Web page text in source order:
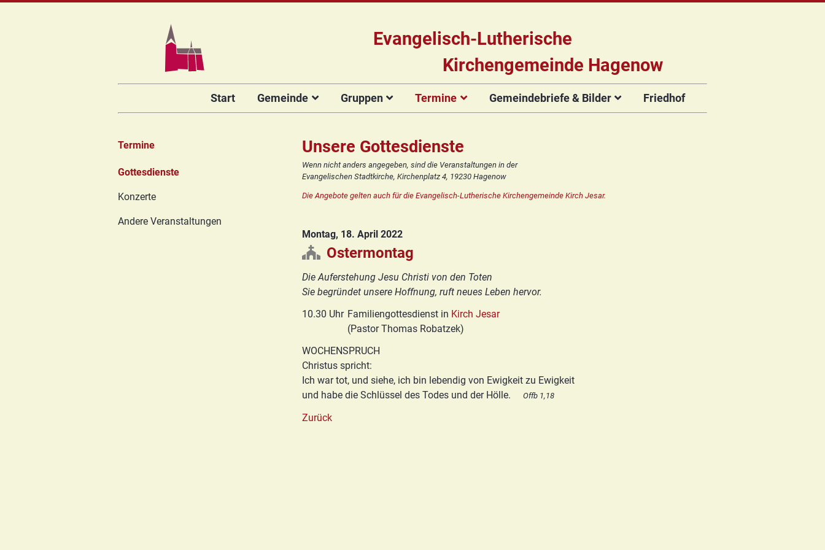
Evangelisch-Lutherische
Kirchengemeinde Hagenow
überspringen
Start Gemeinde
Das Team
Hauptamtliche
Kirchengemeinderat
Vorstellung der
Unsere Kirche
Orgelsanierung
Rückblick
Prävention
Basis/Schutzkonzept
HGN
Gruppen
Für Kinder
Kinderkirche
Kinderturnen
Konfirmanden
Für Erwachsene
Chor
Posaunenchor
Collegium
Seniorenkreis
Chor
Posaunenchor
Seniorenkreis
Frauenkreis
Zirkusgruppe
Konfirmanden
Termine
Gottesdienste Konzerte
Flyer der
Gemeindebriefe & Bilder
Gemeindebriefe
Friedhof
Unsere Gottesdienste
Wenn nicht anders angegeben, sind die Veranstaltungen in der
Evangelischen Stadtkirche, Kirchenplatz 4, 19230 Hagenow
Die Angebote gelten auch für die Evangelisch-Lutherische Kirchengemeinde Kirch Jesar.
Montag, 18. April 2022
Ostermontag
Die Auferstehung Jesu Christi von den Toten
Sie begründet unsere Hoffnung, ruft neues Leben hervor.
10.30 Uhr Familiengottesdienst in Kirch Jesar
(Pastor Thomas Robatzek)
WOCHENSPRUCH
Christus spricht:
Ich war tot, und siehe, ich bin lebendig von Ewigkeit zu Ewigkeit
und habe die Schlüssel des Todes und der Hölle.
Offb 1,18
Zurück
Termine
Navigation
Gottesdienste
Konzerte
Andere Veranstaltungen